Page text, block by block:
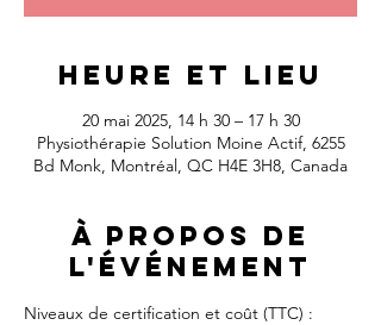
Heure et lieu
20 mai 2025, 14 h 30 – 17 h 30
Physiothérapie Solution Moine Actif, 6255
Bd Monk, Montréal, QC H4E 3H8, Canada
À propos de
l'événement
Niveaux de certification et coût (TTC) :